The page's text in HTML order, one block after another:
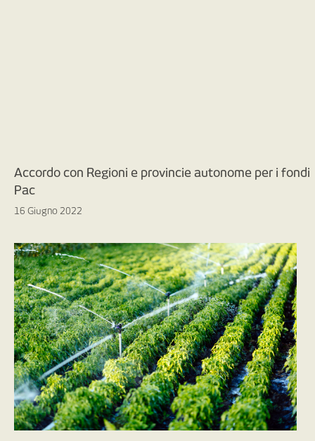
Accordo con Regioni e provincie autonome per i fondi
Pac
16 Giugno 2022